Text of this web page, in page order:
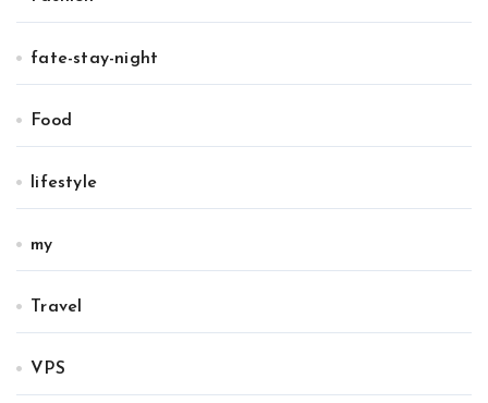
fate-stay-night
Food
lifestyle
my
Travel
VPS